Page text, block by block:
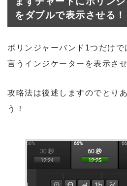
をダブルで表示させる！
ボリンジャーバンド1つだけ
言うインジケーターを表示さ
攻略法は後述しますのでとり
う！